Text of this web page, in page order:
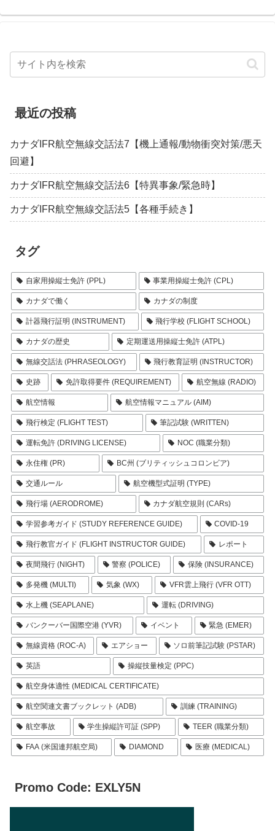
最近の投稿
カナダIFR航空無線交話法7【機上通報/動物衝突対策/悪天
回避】
カナダIFR航空無線交話法6【特異事象/緊急時】
カナダIFR航空無線交話法5【各種手続き】
タグ
自家用操縦士免許 (PPL) 事業用操縦士免許 (CPL)
カナダで働く カナダの制度
計器飛行証明 (INSTRUMENT) 飛行学校 (FLIGHT SCHOOL)
カナダの歴史 定期運送用操縦士免許 (ATPL)
無線交話法 (PHRASEOLOGY) 飛行教育証明 (INSTRUCTOR)
史跡 免許取得要件 (REQUIREMENT) 航空無線 (RADIO)
航空情報 航空情報マニュアル (AIM)
飛行検定 (FLIGHT TEST) 筆記試験 (WRITTEN)
運転免許 (DRIVING LICENSE) NOC (職業分類)
永住権 (PR) BC州 (ブリティッシュコロンビア)
交通ルール 航空機型式証明 (TYPE)
飛行場 (AERODROME) カナダ航空規則 (CARs)
学習参考ガイド (STUDY REFERENCE GUIDE) COVID-19
飛行教官ガイド (FLIGHT INSTRUCTOR GUIDE) レポート
夜間飛行 (NIGHT) 警察 (POLICE) 保険 (INSURANCE)
多発機 (MULTI) 気象 (WX) VFR雲上飛行 (VFR OTT)
水上機 (SEAPLANE) 運転 (DRIVING)
バンクーバー国際空港 (YVR) イベント 緊急 (EMER)
無線資格 (ROC-A) エアショー ソロ前筆記試験 (PSTAR)
英語 操縦技量検定 (PPC)
航空身体適性 (MEDICAL CERTIFICATE)
航空関連文書ブックレット (ADB) 訓練 (TRAINING)
航空事故 学生操縦許可証 (SPP) TEER (職業分類)
FAA (米国連邦航空局) DIAMOND 医療 (MEDICAL)
Promo Code: EXLY5N